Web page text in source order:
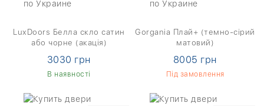
LuxDoors Белла скло сатин
або чорне (акація)
3030 грн
В наявності
Gorgania Плай+ (темно-сірий
матовий)
8005 грн
Під замовлення